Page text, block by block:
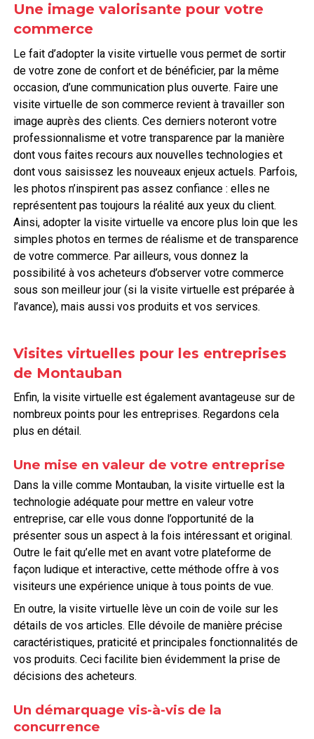
Une image valorisante pour votre
commerce
Le fait d’adopter la visite virtuelle vous permet de sortir
de votre zone de confort et de bénéficier, par la même
occasion, d’une communication plus ouverte. Faire une
visite virtuelle de son commerce revient à travailler son
image auprès des clients. Ces derniers noteront votre
professionnalisme et votre transparence par la manière
dont vous faites recours aux nouvelles technologies et
dont vous saisissez les nouveaux enjeux actuels. Parfois,
les photos n’inspirent pas assez confiance : elles ne
représentent pas toujours la réalité aux yeux du client.
Ainsi, adopter la visite virtuelle va encore plus loin que les
simples photos en termes de réalisme et de transparence
de votre commerce. Par ailleurs, vous donnez la
possibilité à vos acheteurs d’observer votre commerce
sous son meilleur jour (si la visite virtuelle est préparée à
l’avance), mais aussi vos produits et vos services.
Visites virtuelles pour les entreprises
de Montauban
Enfin, la visite virtuelle est également avantageuse sur de
nombreux points pour les entreprises. Regardons cela
plus en détail.
Une mise en valeur de votre entreprise
Dans la ville comme Montauban, la visite virtuelle est la
technologie adéquate pour mettre en valeur votre
entreprise, car elle vous donne l’opportunité de la
présenter sous un aspect à la fois intéressant et original.
Outre le fait qu’elle met en avant votre plateforme de
façon ludique et interactive, cette méthode offre à vos
visiteurs une expérience unique à tous points de vue.
En outre, la visite virtuelle lève un coin de voile sur les
détails de vos articles. Elle dévoile de manière précise
caractéristiques, praticité et principales fonctionnalités de
vos produits. Ceci facilite bien évidemment la prise de
décisions des acheteurs.
Un démarquage vis-à-vis de la
concurrence